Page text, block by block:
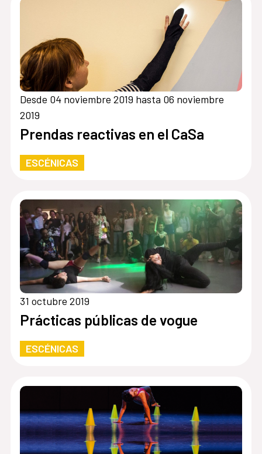
Desde 04 noviembre 2019 hasta 06 noviembre
2019
Prendas reactivas en el CaSa
ESCÉNICAS
31 octubre 2019
Prácticas públicas de vogue
ESCÉNICAS